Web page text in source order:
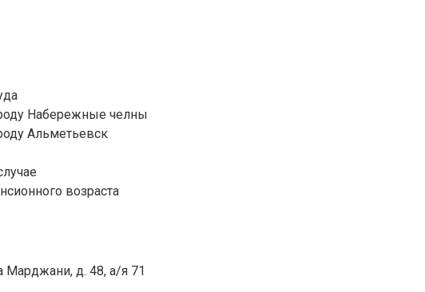
Набережные челны
Альметьевск
возраста
Марджани, д. 48, а/я 71